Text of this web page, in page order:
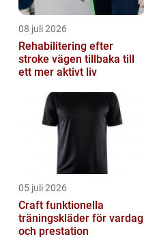
08 juli 2026
Rehabilitering efter
stroke vägen tillbaka till
ett mer aktivt liv
05 juli 2026
Craft funktionella
träningskläder för vardag
och prestation